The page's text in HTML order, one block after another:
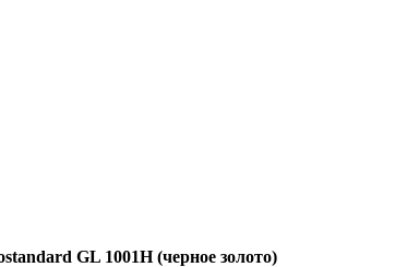
GL 1001H (черное золото)